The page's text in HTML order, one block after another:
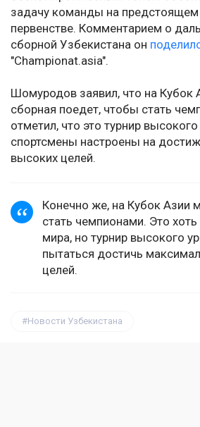
задачу команды на предстоящем
первенстве. Комментарием о
сборной Узбекистана он
"Championat.asia".
Шомуродов заявил, что на Кубок
сборная поедет, чтобы стать
отметил, что это турнир
спортсмены настроены на
высоких целей.
Конечно же, на Кубок Азии
стать чемпионами. Это
мира, но турнир высокого
пытаться достичь
целей.
Новости Узбекистана